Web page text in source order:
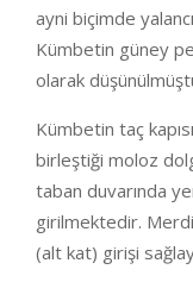
ayni biçimde
Kümbetin güney
olarak
Kümbetin taç
birleştiği moloz
taban duvarında
girilmektedir.
(alt kat) girişi